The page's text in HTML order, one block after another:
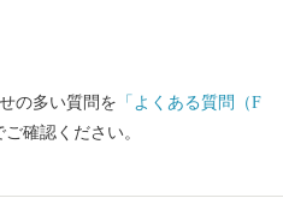
の多い質問を 「よくある質問（F
確認ください。